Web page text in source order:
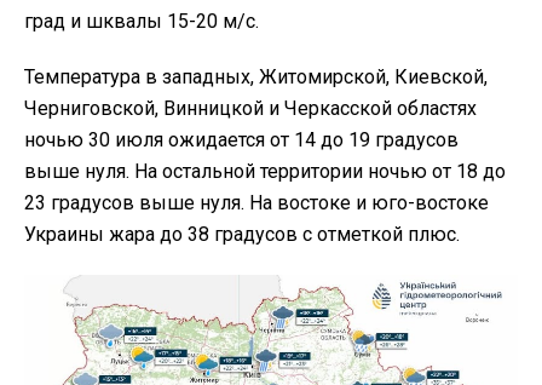
град и шквалы 15-20 м/с.
Температура в западных, Житомирской, Киевской,
Черниговской, Винницкой и Черкасской областях
ночью 30 июля ожидается от 14 до 19 градусов
выше нуля. На остальной территории ночью от 18 до
23 градусов выше нуля. На востоке и юго-востоке
Украины жара до 38 градусов с отметкой плюс.